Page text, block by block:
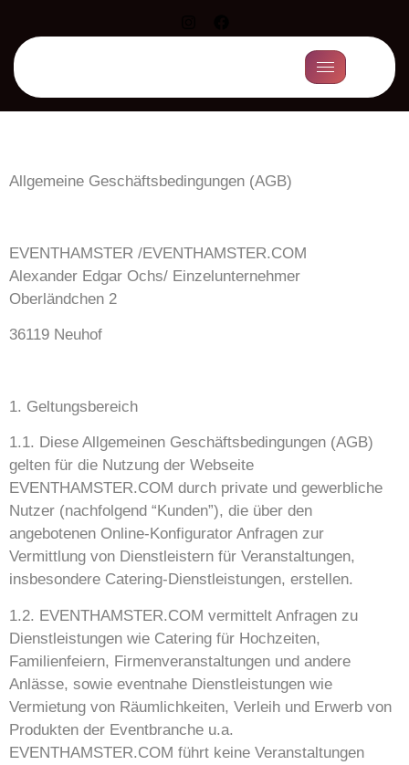
Allgemeine Geschäftsbedingungen (AGB)
EVENTHAMSTER /EVENTHAMSTER.COM
Alexander Edgar Ochs/ Einzelunternehmer
Oberländchen 2
36119 Neuhof
1. Geltungsbereich
1.1. Diese Allgemeinen Geschäftsbedingungen (AGB)
gelten für die Nutzung der Webseite
EVENTHAMSTER.COM durch private und gewerbliche
Nutzer (nachfolgend “Kunden”), die über den
angebotenen Online-Konfigurator Anfragen zur
Vermittlung von Dienstleistern für Veranstaltungen,
insbesondere Catering-Dienstleistungen, erstellen.
1.2. EVENTHAMSTER.COM vermittelt Anfragen zu
Dienstleistungen wie Catering für Hochzeiten,
Familienfeiern, Firmenveranstaltungen und andere
Anlässe, sowie eventnahe Dienstleistungen wie
Vermietung von Räumlichkeiten, Verleih und Erwerb von
Produkten der Eventbranche u.a.
EVENTHAMSTER.COM führt keine Veranstaltungen